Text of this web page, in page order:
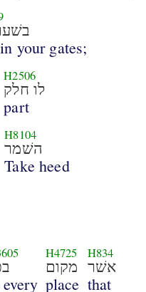
your gates;
H2506
לו חלק
part
H8104
השׁמר
Take heed
H4725
מקום
place
H834
אשׁר
that